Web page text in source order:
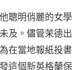
聰明俏麗的女學
及。儘管茉德出
在當地報紙投書
這個新英格蘭保